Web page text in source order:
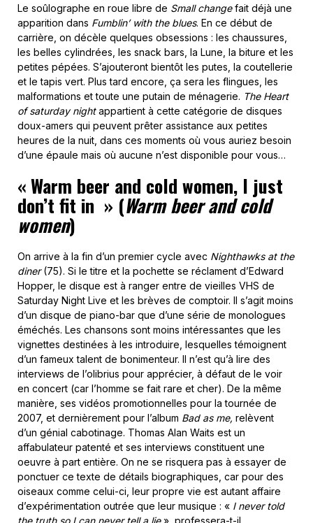
Le soûlographe en roue libre de Small changefait déjà une
apparition dans Fumblin’ with the blues. En ce début de
carrière, on décèle quelques obsessions : les chaussures,
les belles cylindrées, les snack bars, la Lune, la biture et les
petites pépées. S’ajouteront bientôt les putes, la coutellerie
et le tapis vert. Plus tard encore, ça sera les flingues, les
malformations et toute une putain de ménagerie. The Heart
of saturday nightappartient à cette catégorie de disques
doux-amers qui peuvent prêter assistance aux petites
heures de la nuit, dans ces moments où vous auriez besoin
d’une épaule mais où aucune n’est disponible pour vous…
«Warm beer and cold women, I just
don’t fit in » (Warm beer and cold
women)
On arrive à la fin d’un premier cycle avec Nighthawks at the
diner(75). Si le titre et la pochette se réclament d’Edward
Hopper, le disque est à ranger entre de vieilles VHS de
Saturday Night Live et les brèves de comptoir. Il s’agit moins
d’un disque de piano-bar que d’une série de monologues
éméchés. Les chansons sont moins intéressantes que les
vignettes destinées à les introduire, lesquelles témoignent
d’un fameux talent de bonimenteur. Il n’est qu’à lire des
interviews de l’olibrius pour apprécier, à défaut de le voir
en concert (car l’homme se fait rare et cher). De la même
manière, ses vidéos promotionnelles pour la tournée de
2007, et dernièrement pour l’album Bad as me, relèvent
d’un génial cabotinage. Thomas Alan Waits est un
affabulateur patenté et ses interviews constituent une
oeuvre à part entière. On ne se risquera pas à essayer de
ponctuer ce texte de détails biographiques, car pour des
oiseaux comme celui-ci, leur propre vie est autant affaire
d’expérimentation outrée que leur musique : « I never told
the truth so I can never tell a lie», professera-t-il